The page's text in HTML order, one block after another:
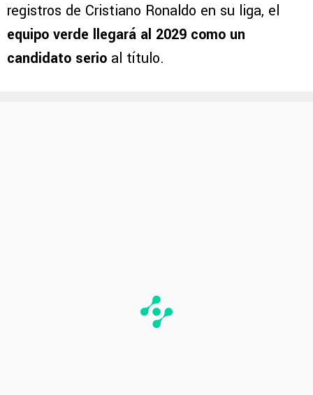
registros de Cristiano Ronaldo en su liga, el
equipo verde llegará al 2029 como un
candidato serio al título.